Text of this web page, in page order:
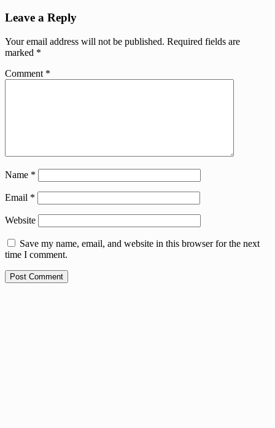
Leave a Reply
Your email address will not be published. Required fields are
marked *
Comment *
Name *
Email *
Website
Save my name, email, and website in this browser for the next
time I comment.